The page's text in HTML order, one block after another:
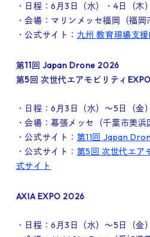
・日程：6月3日（水）・4日（木）
・会場：マリンメッセ福岡（福岡
・公式サイト： 九州 教育現場支
第11回 Japan Drone 2026
第5回 次世代エアモビリティ
・日程：6月3日（水）～5日（金）
・会場：幕張メッセ（千葉市美浜
・公式サイト： 第11回 Japan
・公式サイト： 第5回 次世代エア
式サイト
AXIA EXPO 2026
・日程：6月3日（水）～5日（金）